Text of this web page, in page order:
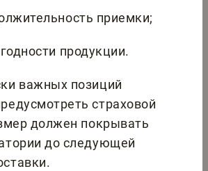
приемки;
продукции.
важных позиций
страховой
должен покрывать
до следующей